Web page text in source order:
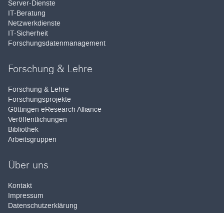
Server-Dienste
IT-Beratung
Netzwerkdienste
IT-Sicherheit
Forschungsdatenmanagement
Forschung & Lehre
Forschung & Lehre
Forschungsprojekte
Göttingen eResearch Alliance
Veröffentlichungen
Bibliothek
Arbeitsgruppen
Über uns
Kontakt
Impressum
Datenschutzerklärung